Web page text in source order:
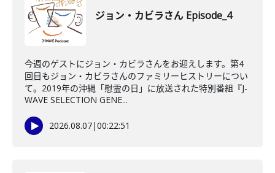
ジョン・カビラさん Episode_4
今週のゲストにジョン・カビラさんをお迎えします。第4
回目もジョン・カビラさんのファミリーヒストリーについ
て。2019年の沖縄「慰霊の日」に放送された特別番組『J-
WAVE SELECTION GENE...
2026.08.07|00:22:51